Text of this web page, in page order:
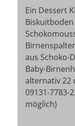
Ein Dessert
aus Schoko-
Baby-
alternativ 22
09131-7783-
möglich)